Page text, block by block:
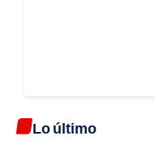
Lo último